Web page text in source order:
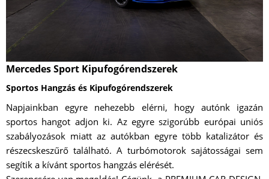
Mercedes Sport Kipufogórendszerek
Sportos Hangzás és Kipufogórendszerek
Napjainkban egyre nehezebb elérni, hogy autónk igazán
sportos hangot adjon ki. Az egyre szigorúbb európai uniós
szabályozások miatt az autókban egyre több katalizátor és
részecskeszűrő található. A turbómotorok sajátosságai sem
segítik a kívánt sportos hangzás elérését.